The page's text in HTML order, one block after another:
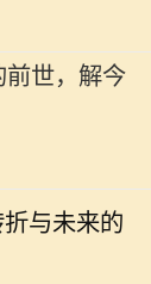
前世，解今
与未来的
的变化。科技
、人类思维
来的重要因